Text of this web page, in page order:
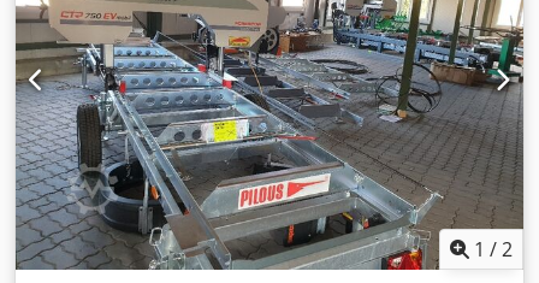
Sierra múltiple de doble eje de 2x55kW – Documentación
DTR + CE original – Sierra múltiple usada, en muy buen
estado Csdpfx Abezh Ip To Tsha Precio neto: 88 900 PLN
Precio neto: 21 200 EUR dependiendo del tipo de cambio
4,2 EUR (Los precios pueden variar con mayores
fluctuaciones)
1 /2